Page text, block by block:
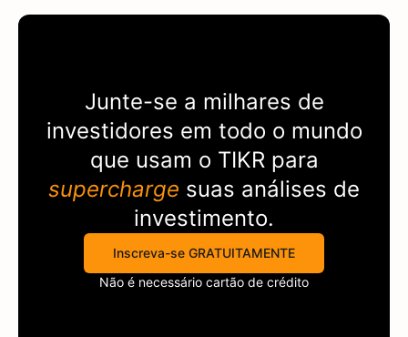
Junte-se a milhares de
investidores em todo o mundo
que usam o TIKR para
supercharge suas análises de
investimento.
Inscreva-se GRATUITAMENTE
Não é necessário cartão de crédito